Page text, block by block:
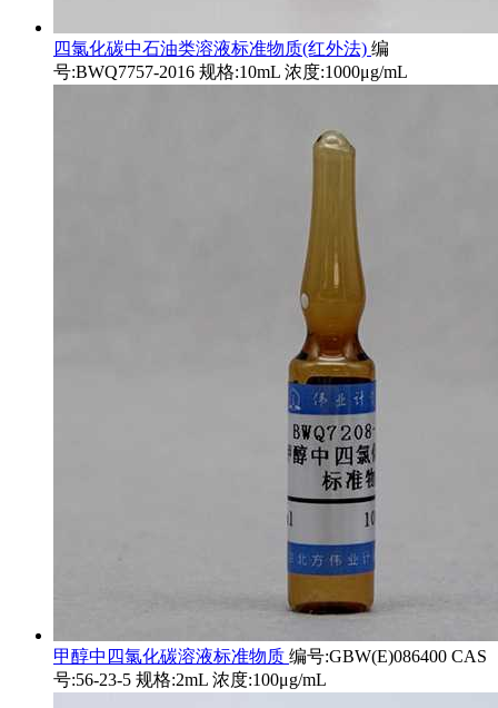
四氯化碳中石油类溶液标准物质(红外法) 编
号:BWQ7757-2016 规格:10mL 浓度:1000μg/mL
甲醇中四氯化碳溶液标准物质 编号:GBW(E)086400 CAS
号:56-23-5 规格:2mL 浓度:100μg/mL